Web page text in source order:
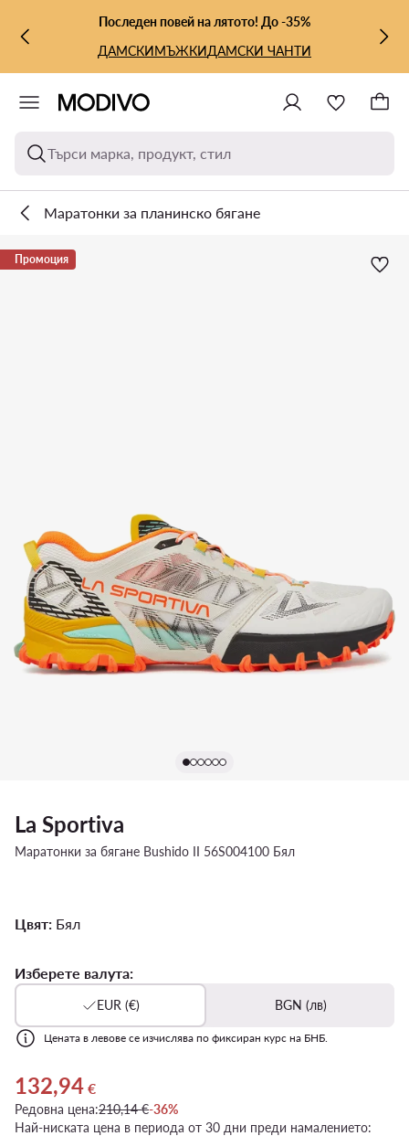
КЪМ ОСНОВНОТО СЪДЪРЖАНИЕ
КЪМ ТЪРСЕНЕПоследен повей на лятото! До -35%
ДАМСКИМЪЖКИДАМСКИ ЧАНТИ
Търси марка, продукт, стил
Маратонки за планинско бягане
Промоция
La Sportiva
Маратонки за бягане Bushido II 56S004100 Бял
Цвят: Бял
Изберете валута:
EUR (€) BGN (лв)
Цената в левове се изчислява по фиксиран курс на БНБ.
Актуална цена 132,94 €
132,94 €
Редовна цена:210,14 €-36%
Най-ниската цена в периода от 30 дни преди намалението: